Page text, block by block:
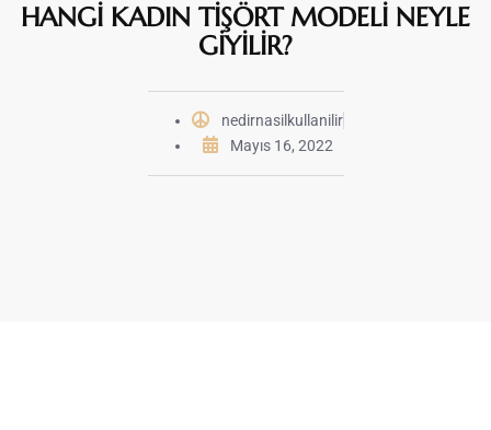
HANGİ KADIN TİŞÖRT MODELİ NEYLE
GİYİLİR?
nedirnasilkullanilir
Mayıs 16, 2022